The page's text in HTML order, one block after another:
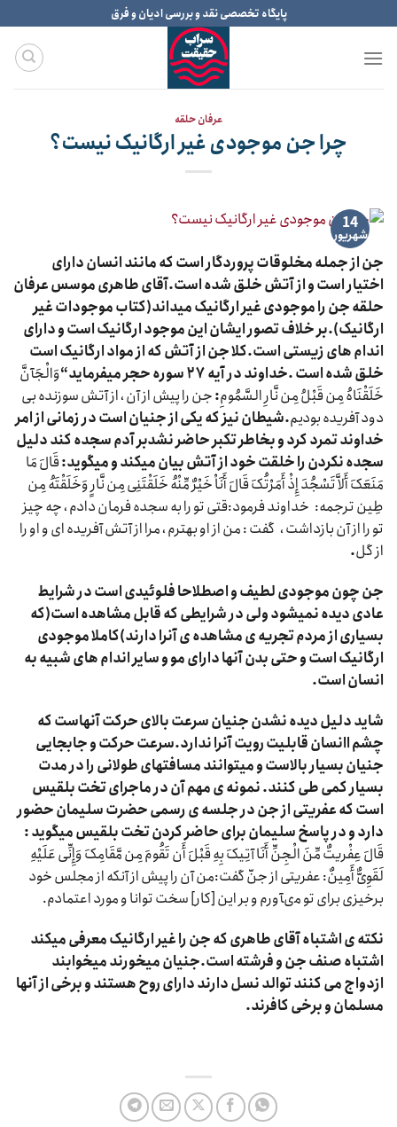
to
content
پایگاه تخصصی نقد و بررسی ادیان و فرق
عرفان حلقه
چرا جن موجودی غیر ارگانیک نیست؟
14
شهریور
جن از جمله مخلوقات پروردگار است که مانند انسان دارای
اختیار است و از آتش خلق شده است.آقای طاهری موسس عرفان
حلقه جن را موجودی غیر ارگانیک میداند(کتاب موجودات غیر
ارگانیک).بر خلاف تصور ایشان این موجود ارگانیک است و دارای
اندام های زیستی است.کلا جن از آتش که از مواد ارگانیک است
خلق شده است .خداوند در آیه ۲۷ سوره حجر میفرماید
“وَالْجَآنَّ
خَلَقْنَاهُ مِن قَبْلُ مِن نَّارِ السَّمُومِ:جن را پیش از آن ، از آتش سوزنده بی
دود آفریده بودیم.شیطان نیز که یکی از جنیان است در زمانی از امر
خداوند تمرد کرد و بخاطر تکبر حاضر نشدبر آدم سجده کند دلیل
سجده نکردن را خلقت خود از آتش بیان میکند و میگوید:قَالَ مَا
مَنَعَکَ أَلاَّ تَسْجُدَ إِذْ أَمَرْتُکَ قَالَ أَنَاْ خَیْرٌ مِّنْهُ خَلَقْتَنِی مِن نَّارٍ وَخَلَقْتَهُ مِن
طِین ترجمه: خداوند فرمود:قتی تو را به سجده فرمان دادم ، چه چیز
تو را از آن بازداشت ، گفت : من از او بهترم ، مرا از آتش آفریده ای و او را
از گل.
جن چون موجودی لطیف و اصطلاحا فلوئیدی است در شرایط
عادی دیده نمیشود ولی در شرایطی که قابل مشاهده است(که
بسیاری از مردم تجریه ی مشاهده ی آنرا دارند)کاملا موجودی
ارگانیک است و حتی بدن آنها دارای مو و سایر اندام های شبیه به
انسان است.
شاید دلیل دیده نشدن جنیان سرعت بالای حرکت آنهاست که
چشم اانسان قابلیت رویت آنرا ندارد.سرعت حرکت و جابجایی
جنیان بسیار بالاست و میتوانند مسافتهای طولانی را در مدت
بسیار کمی طی کنند. نمونه ی مهم آن در ماجرای تخت بلقیس
است که عفریتی از جن در جلسه ی رسمی حضرت سلیمان حضور
دارد و در پاسخ سلیمان برای حاضر کردن تخت بلقیس میگوید :
قَالَ عِفْریتٌ مِّنَ الْجِنِّ أَنَا آتِیکَ بِهِ قَبْلَ أَن تَقُومَ مِن مَّقَامِکَ وَإِنِّی عَلَیْهِ
لَقَوِیٌّ أَمِینٌ: عفریتى از جنّ گفت:من آن را پیش از آنکه از مجلس خود
برخیزى براى تو مى‏آورم و بر این [کار] سخت توانا و مورد اعتمادم.
نکته ی اشتباه آقای طاهری که جن را غیر ارگانیک معرفی میکند
اشتباه صنف جن و فرشته است.جنیان میخورند میخوابند
ازدواج می کنند توالد نسل دارند دارای روح هستند و برخی از آنها
مسلمان و برخی کافرند.